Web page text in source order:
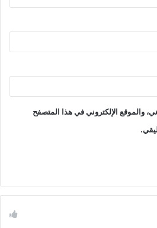
والموقع الإلكتروني في هذا المتصفح